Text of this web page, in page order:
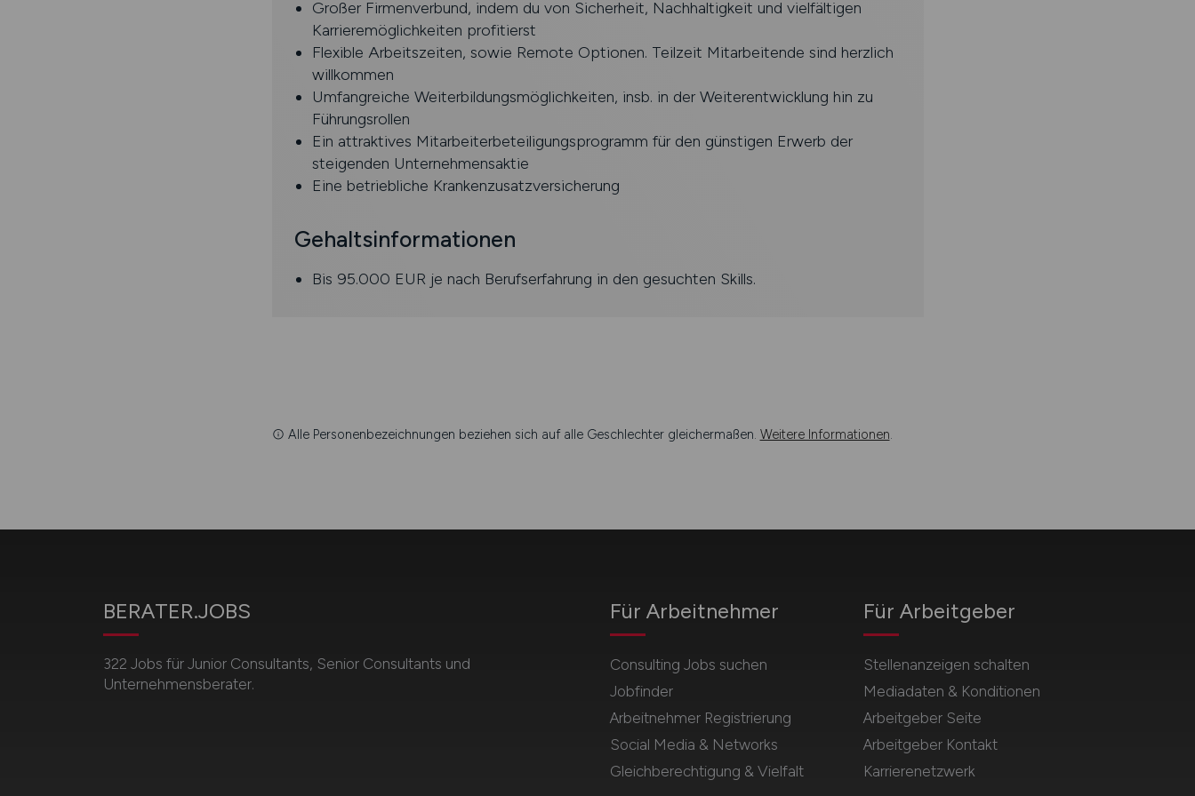
Großer Firmenverbund, indem du von Sicherheit, Nachhaltigkeit und vielfältigen
Karrieremöglichkeiten profitierst
Flexible Arbeitszeiten, sowie Remote Optionen. Teilzeit Mitarbeitende sind herzlich
willkommen
Umfangreiche Weiterbildungsmöglichkeiten, insb. in der Weiterentwicklung hin zu
Führungsrollen
Ein attraktives Mitarbeiterbeteiligungsprogramm für den günstigen Erwerb der
steigenden Unternehmensaktie
Eine betriebliche Krankenzusatzversicherung
Gehaltsinformationen
Bis 95.000 EUR je nach Berufserfahrung in den gesuchten Skills.
Alle Personenbezeichnungen beziehen sich auf alle Geschlechter gleichermaßen. Weitere Informationen.
BERATER.JOBS
322 Jobs für Junior Consultants, Senior Consultants und
Unternehmensberater.
Für Arbeitnehmer
Consulting Jobs suchen
Jobfinder
Arbeitnehmer Registrierung
Social Media & Networks
Gleichberechtigung & Vielfalt
Für Arbeitgeber
Stellenanzeigen schalten
Mediadaten & Konditionen
Arbeitgeber Seite
Arbeitgeber Kontakt
Karrierenetzwerk